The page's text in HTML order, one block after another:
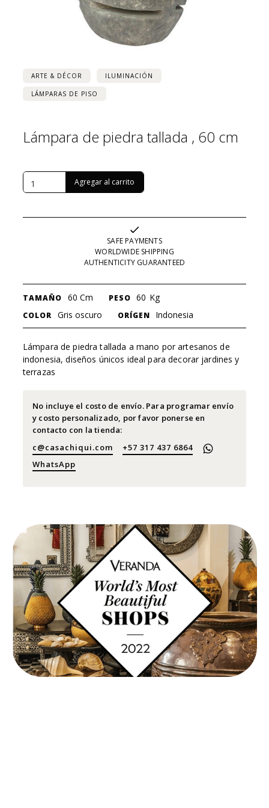
ARTE & DÉCOR ILUMINACIÓN
LÁMPARAS DE PISO
Lámpara de piedra tallada , 60 cm
SAFE PAYMENTS
WORLDWIDE SHIPPING
AUTHENTICITY GUARANTEED
TAMAÑO 60 Cm PESO 60 Kg
COLOR Gris oscuro ORÍGEN Indonesia
Lámpara de piedra tallada a mano por artesanos de
indonesia, diseños únicos ideal para decorar jardines y
terrazas
No incluye el costo de envío. Para programar envío
y costo personalizado, por favor ponerse en
contacto con la tienda:
c@casachiqui.com
+57 317 437 6864
WhatsApp